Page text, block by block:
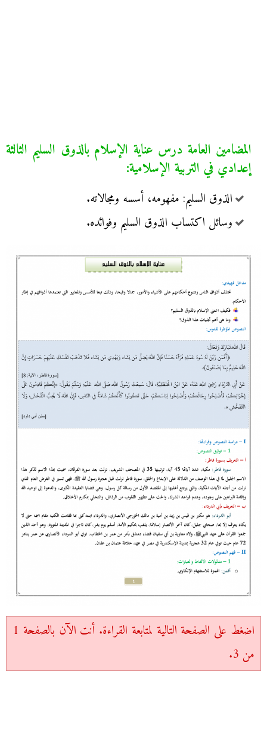
المضامين العامة درس عناية الإسلام بالذوق السليم الثالثة
إعدادي في التربية الإسلامية:
الذوق السليم: مفهومه، أسسه ومجالاته.
وسائل اكتساب الذوق السليم وفوائده.
اضغط على الصفحة التالية لمتابعة القراءة. أنت الآن بالصفحة 1
من 3.